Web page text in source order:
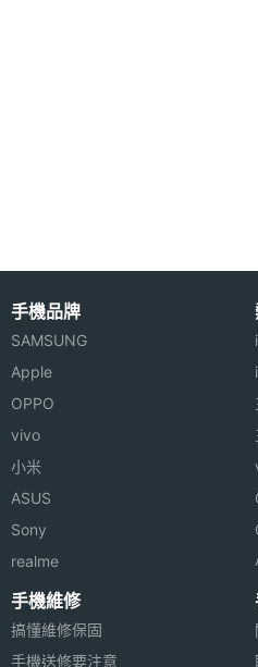
Apple iPad Pro 13 (2024)
Fi 1TB 搭配適應性原彩閃光
陰影，相機就會啟用閃光燈
生成一張沒有陰影或眩光的
内建光學雷達掃描儀更能大
供更快速、更如臨其境的
隨手掃描的檔案轉換成 3D
SketchUp 中進行編輯。
主相機
畫素
件
主相機
光圈F
主相機
LED補
光燈
手機品牌
SAMSUNG
Apple
OPPO
vivo
小米
ASUS
Sony
realme
手機維修
搞懂維修保固
手機送修要注意